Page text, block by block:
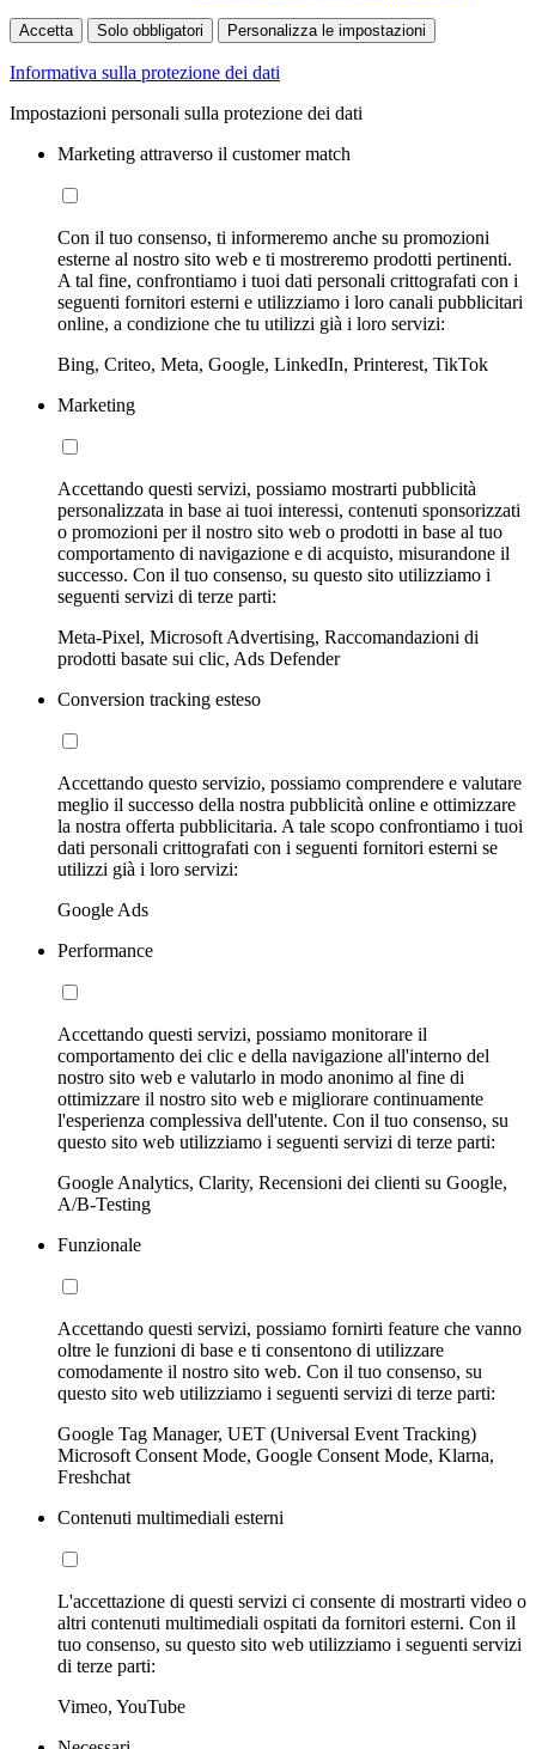
Accetta Solo obbligatori Personalizza le impostazioni
Informativa sulla protezione dei dati
Impostazioni personali sulla protezione dei dati
Marketing attraverso il customer match
Con il tuo consenso, ti informeremo anche su promozioni
esterne al nostro sito web e ti mostreremo prodotti pertinenti.
A tal fine, confrontiamo i tuoi dati personali crittografati con i
seguenti fornitori esterni e utilizziamo i loro canali pubblicitari
online, a condizione che tu utilizzi già i loro servizi:
Bing, Criteo, Meta, Google, LinkedIn, Printerest, TikTok
Marketing
Accettando questi servizi, possiamo mostrarti pubblicità
personalizzata in base ai tuoi interessi, contenuti sponsorizzati
o promozioni per il nostro sito web o prodotti in base al tuo
comportamento di navigazione e di acquisto, misurandone il
successo. Con il tuo consenso, su questo sito utilizziamo i
seguenti servizi di terze parti:
Meta-Pixel, Microsoft Advertising, Raccomandazioni di
prodotti basate sui clic, Ads Defender
Conversion tracking esteso
Accettando questo servizio, possiamo comprendere e valutare
meglio il successo della nostra pubblicità online e ottimizzare
la nostra offerta pubblicitaria. A tale scopo confrontiamo i tuoi
dati personali crittografati con i seguenti fornitori esterni se
utilizzi già i loro servizi:
Google Ads
Performance
Accettando questi servizi, possiamo monitorare il
comportamento dei clic e della navigazione all'interno del
nostro sito web e valutarlo in modo anonimo al fine di
ottimizzare il nostro sito web e migliorare continuamente
l'esperienza complessiva dell'utente. Con il tuo consenso, su
questo sito web utilizziamo i seguenti servizi di terze parti:
Google Analytics, Clarity, Recensioni dei clienti su Google,
A/B-Testing
Funzionale
Accettando questi servizi, possiamo fornirti feature che vanno
oltre le funzioni di base e ti consentono di utilizzare
comodamente il nostro sito web. Con il tuo consenso, su
questo sito web utilizziamo i seguenti servizi di terze parti:
Google Tag Manager, UET (Universal Event Tracking)
Microsoft Consent Mode, Google Consent Mode, Klarna,
Freshchat
Contenuti multimediali esterni
L'accettazione di questi servizi ci consente di mostrarti video o
altri contenuti multimediali ospitati da fornitori esterni. Con il
tuo consenso, su questo sito web utilizziamo i seguenti servizi
di terze parti:
Vimeo, YouTube